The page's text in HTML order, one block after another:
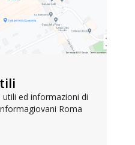
utili ed informazioni di
Roma